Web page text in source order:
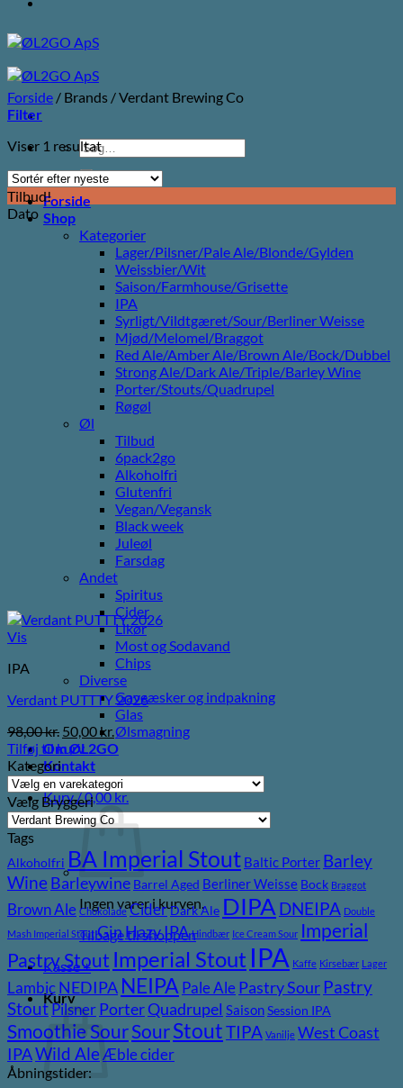
Søg
efter:
Forside
Shop
Kategorier
Lager/Pilsner/Pale Ale/Blonde/Gylden
Weissbier/Wit
Saison/Farmhouse/Grisette
IPA
Syrligt/Vildtgæret/Sour/Berliner Weisse
Mjød/Melomel/Braggot
Red Ale/Amber Ale/Brown Ale/Bock/Dubbel
Strong Ale/Dark Ale/Triple/Barley Wine
Porter/Stouts/Quadrupel
Røgøl
Øl
Tilbud
6pack2go
Alkoholfri
Glutenfri
Vegan/Vegansk
Black week
Juleøl
Farsdag
Andet
Spiritus
Cider
Likør
Most og Sodavand
Chips
Diverse
Gaveæsker og indpakning
Glas
Ølsmagning
Om ØL2GO
Kontakt
Kurv /0,00kr.
Ingen varer i kurven.
Tilbage til shoppen
Kasse+
Kurv
Forside / Brands /Verdant Brewing Co
Filter
Viser 1 resultat
Tilbud!
Dato
Vis
IPA
Verdant PUTTTY 2026
98,00kr. Den
oprindelige
pris
var:
98,00 kr..
50,00kr.Den
aktuelle
er:
50,00 kr..
Tilføj til kurv
Kategori
Vælg Bryggeri
Tags
Alkoholfri BA Imperial Stout Baltic Porter Barley
Wine Barleywine Barrel Aged Berliner Weisse Bock Braggot
Brown Ale Chokolade CiderDark Ale DIPA DNEIPA Double
Mash Imperial Stout GinHazy IPA Hindbær Ice Cream Sour Imperial
Pastry Stout Imperial Stout IPA Kaffe Kirsebær Lager
Lambic NEDIPA NEIPA Pale Ale Pastry Sour Pastry
Stout Pilsner PorterQuadrupel SaisonSession IPA
Smoothie SourSourStoutTIPA Vanilje West Coast
IPAWild AleÆble cider
Åbningstider: